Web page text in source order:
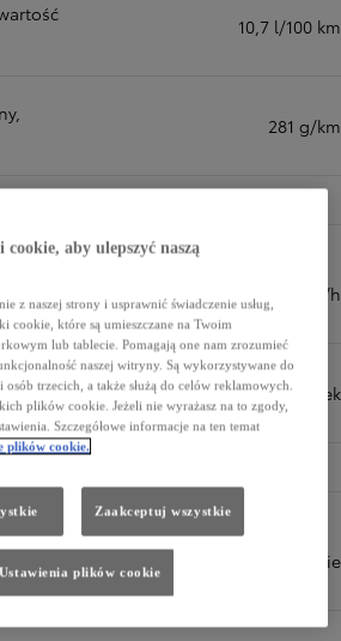
10,7 l/100 km
281 g/km
h) 170 km/h
12,3 sek
4, w rzędzie
aby ulepszyć naszą
z naszej strony i usprawnić świadczenie usług,
cookie, które są umieszczane na Twoim
lub tablecie. Pomagają one nam zrozumieć
naszej witryny. Są wykorzystywane do
osób trzecich, a także służą do celów reklamowych.
plików cookie. Jeżeli nie wyrażasz na to zgody,
Szczegółowe informacje na ten temat
plików cookie.
Zaakceptuj wszystkie
Ustawienia plików cookie